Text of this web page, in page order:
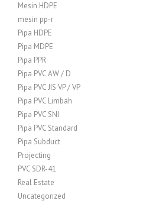
Mesin HDPE
mesin pp-r
Pipa HDPE
Pipa MDPE
Pipa PPR
Pipa PVC AW / D
Pipa PVC JIS VP / VP
Pipa PVC Limbah
Pipa PVC SNI
Pipa PVC Standard
Pipa Subduct
Projecting
PVC SDR-41
Real Estate
Uncategorized